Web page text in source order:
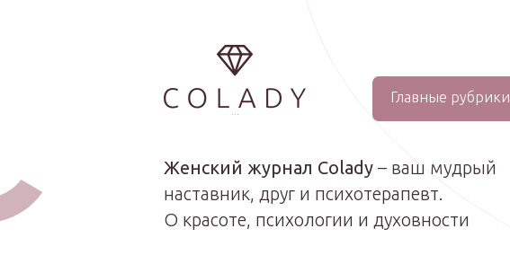
...
Главные рубрики
Женский журнал Colady – ваш мудрый
наставник, друг и психотерапевт.
О красоте, психологии и духовности